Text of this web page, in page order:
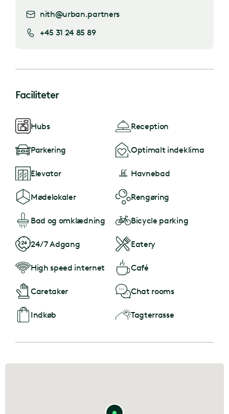
nith@urban.partners
+45 31 24 85 89
Faciliteter
Hubs Reception
Parkering Optimalt indeklima
Elevator Havnebad
Mødelokaler Rengøring
Bad og omklædning Bicycle parking
24/7 Adgang Eatery
High speed internet Café
Caretaker Chat rooms
Indkøb Tagterrasse